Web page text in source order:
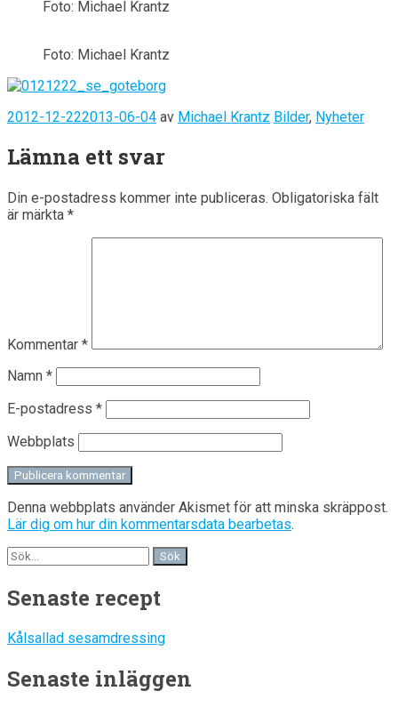
Foto: Michael Krantz
Foto: Michael Krantz
Posted
2012-12-222013-06-04 av Skapare
Michael Krantz Kategorier
Bilder, Nyheter
Lämna ett svar
Din e-postadress kommer inte publiceras. Obligatoriska fält
är märkta *
Kommentar *
Namn *
E-postadress *
Webbplats
Denna webbplats använder Akismet för att minska skräppost.
Lär dig om hur din kommentarsdata bearbetas.
Senaste recept
Kålsallad sesamdressing
Senaste inläggen